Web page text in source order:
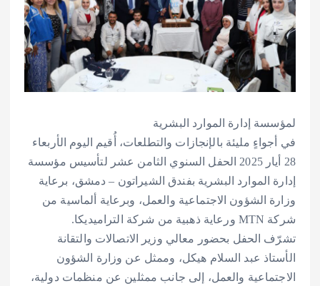
لمؤسسة إدارة الموارد البشرية
في أجواءٍ مليئة بالإنجازات والتطلعات، أُقيم اليوم الأربعاء
28 أيار 2025 الحفل السنوي الثامن عشر لتأسيس مؤسسة
إدارة الموارد البشرية بفندق الشيراتون – دمشق، برعاية
وزارة الشؤون الاجتماعية والعمل، وبرعاية ألماسية من
شركة MTN ورعاية ذهبية من شركة التراميديكا.
تشرّف الحفل بحضور معالي وزير الاتصالات والتقانة
الأستاذ عبد السلام هيكل، وممثل عن وزارة الشؤون
الاجتماعية والعمل، إلى جانب ممثلين عن منظمات دولية،